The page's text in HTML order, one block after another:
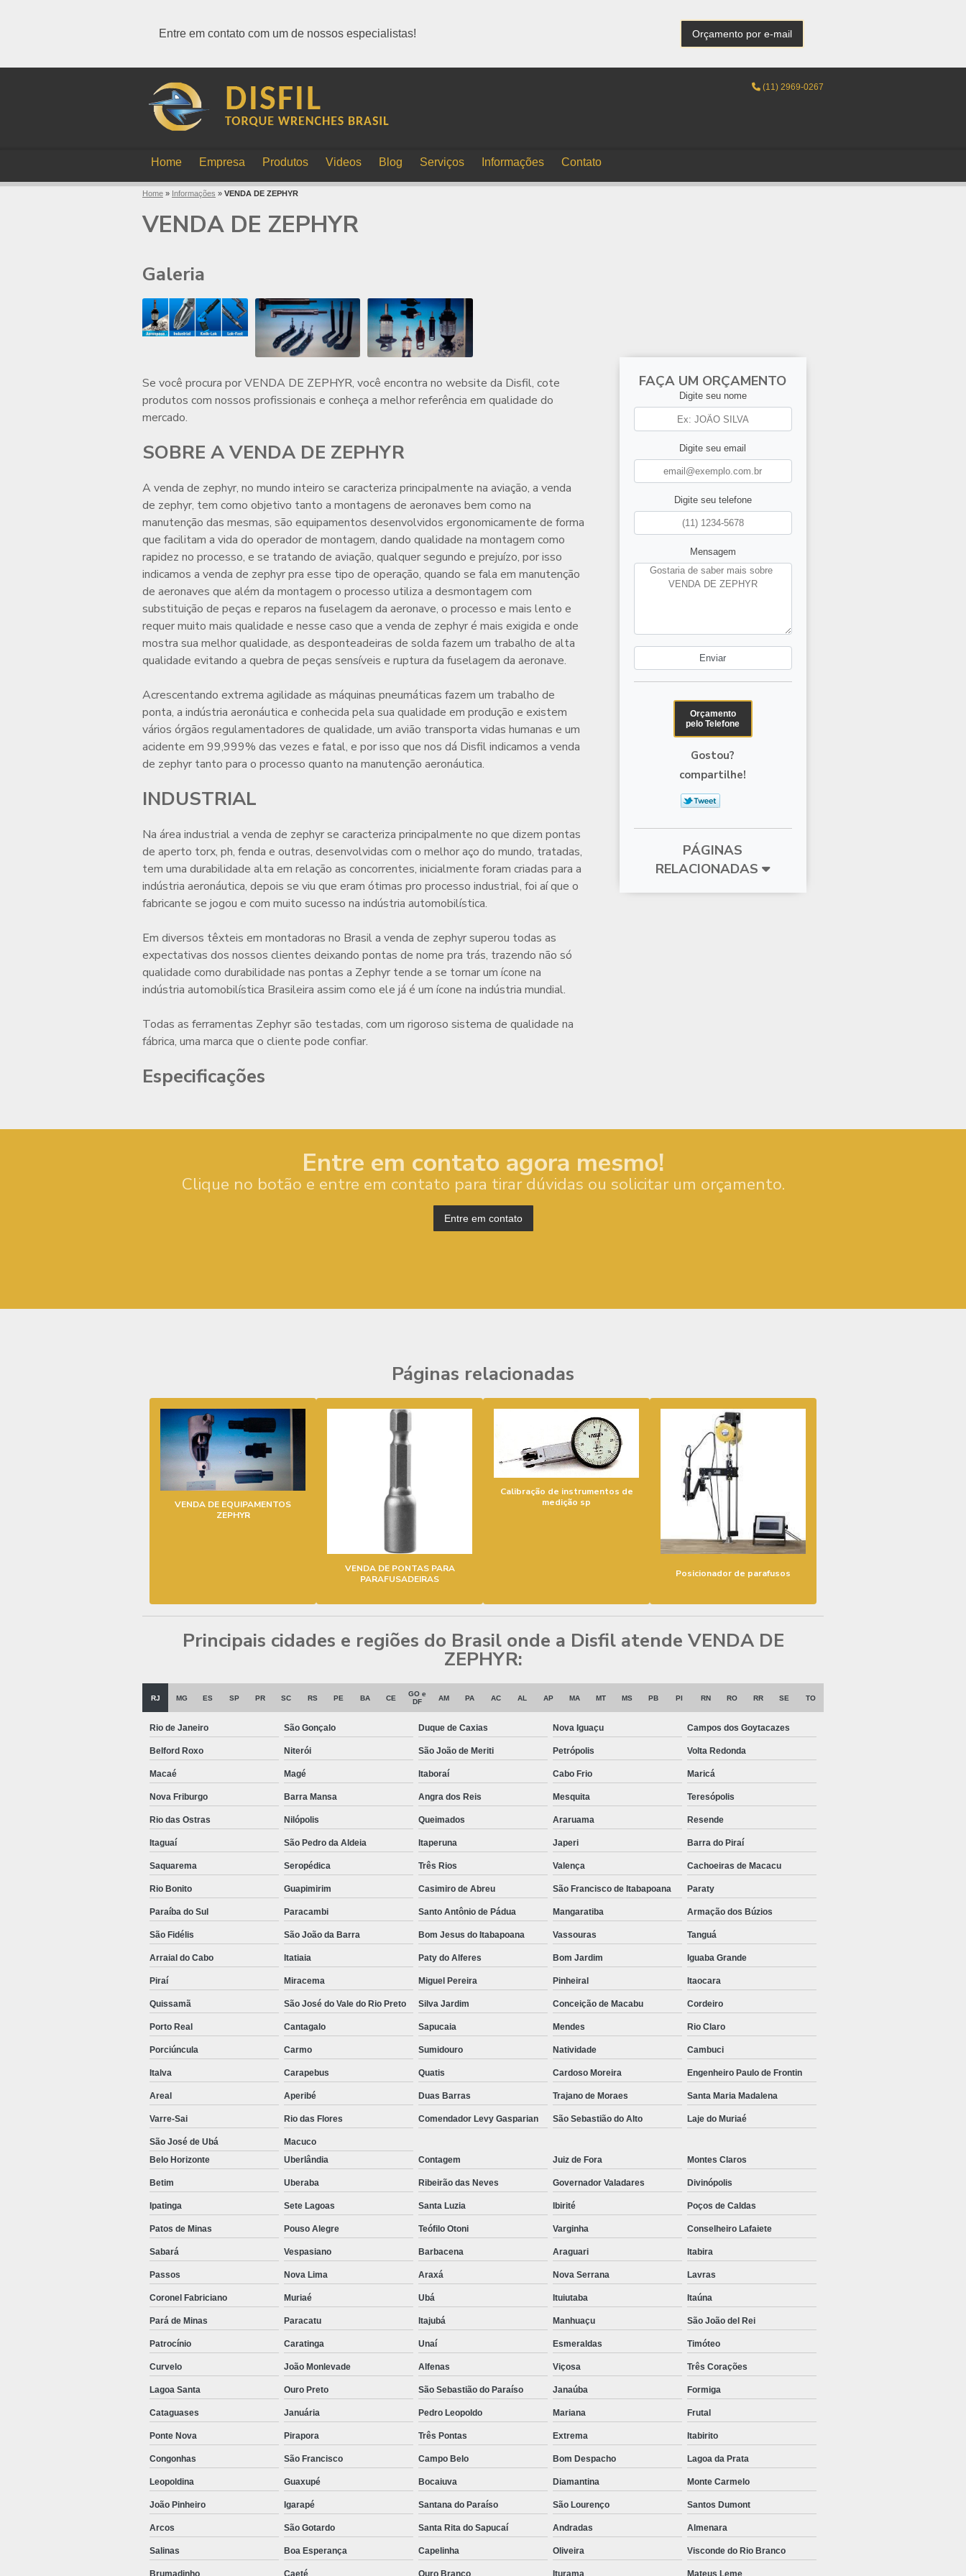
Entre em contato com um de nossos especialistas! Orçamento por e-mail
(11) 2969-0267
Home Empresa Produtos Videos Blog Serviços Informações Contato
Home » Informações » VENDA DE ZEPHYR
VENDA DE ZEPHYR
Galeria
Se você procura porVENDA DE ZEPHYR, você encontra no website da Disfil, cote
produtos com nossos profissionais e conheça a melhor referência em qualidade do
mercado.
SOBRE A VENDA DE ZEPHYR
A venda de zephyr, no mundo inteiro se caracteriza principalmente na aviação, a venda
de zephyr, tem como objetivo tanto a montagens de aeronaves bem como na
manutenção das mesmas, são equipamentos desenvolvidos ergonomicamente de forma
que facilitam a vida do operador de montagem, dando qualidade na montagem como
rapidez no processo, e se tratando de aviação, qualquer segundo e prejuízo, por isso
indicamos a venda de zephyrpra esse tipo de operação, quando se fala em manutenção
de aeronaves que além da montagem o processo utiliza a desmontagem com
substituição de peças e reparos na fuselagem da aeronave, o processo e mais lento e
requer muito mais qualidade e nesse caso que a venda de zephyré mais exigida e onde
mostra sua melhor qualidade, as desponteadeiras de solda fazem um trabalho de alta
qualidade evitando a quebra de peças sensíveis e ruptura da fuselagem da aeronave.
Acrescentando extrema agilidade as máquinas pneumáticas fazem um trabalho de
ponta, a indústria aeronáutica e conhecida pela sua qualidade em produção e existem
vários órgãos regulamentadores de qualidade, um avião transporta vidas humanas e um
acidente em 99,999% das vezes e fatal, e por isso que nos dá Disfil indicamos a venda
de zephyr tanto para o processo quanto na manutenção aeronáutica.
INDUSTRIAL
Na área industrial a venda de zephyrse caracteriza principalmente no que dizem pontas
de aperto torx, ph, fenda e outras, desenvolvidas com o melhor aço do mundo, tratadas,
tem uma durabilidade alta em relação as concorrentes, inicialmente foram criadas para a
indústria aeronáutica, depois se viu que eram ótimas pro processo industrial, foi aí que o
fabricante se jogou e com muito sucesso na indústria automobilística.
Em diversos têxteis em montadoras no Brasil a venda de zephyrsuperou todas as
expectativas dos nossos clientes deixando pontas de nome pra trás, trazendo não só
qualidade como durabilidade nas pontas a Zephyr tende a se tornar um ícone na
indústria automobilística Brasileira assim como ele já é um ícone na indústria mundial.
Todas as ferramentas Zephyr são testadas, com um rigoroso sistema de qualidade na
fábrica, uma marca que o cliente pode confiar.
Especificações
FAÇA UM ORÇAMENTO
Digite seu nome
Digite seu email
Digite seu telefone
Mensagem
Orçamento
pelo Telefone
Gostou?
compartilhe!
PÁGINAS
RELACIONADAS
Entre em contato agora mesmo!
Clique no botão e entre em contato para tirar dúvidas ou solicitar um orçamento.
Entre em contato
Páginas relacionadas
VENDA DE EQUIPAMENTOS
ZEPHYR
VENDA DE PONTAS PARA
PARAFUSADEIRAS
Calibração de instrumentos de
medição sp
Posicionador de parafusos
Principais cidades e regiões do Brasil onde a Disfil atende VENDA DE
ZEPHYR:
RJ MG ES SP PR SC RS PE BA CE
GO e
DF
AM PA AC AL AP MA MT MS PB PI RN RO RR SE TO
Rio de Janeiro São Gonçalo Duque de Caxias Nova Iguaçu Campos dos Goytacazes
Belford Roxo Niterói São João de Meriti Petrópolis Volta Redonda
Macaé Magé Itaboraí Cabo Frio Maricá
Nova Friburgo Barra Mansa Angra dos Reis Mesquita Teresópolis
Rio das Ostras Nilópolis Queimados Araruama Resende
Itaguaí São Pedro da Aldeia Itaperuna Japeri Barra do Piraí
Saquarema Seropédica Três Rios Valença Cachoeiras de Macacu
Rio Bonito Guapimirim Casimiro de Abreu São Francisco de Itabapoana Paraty
Paraíba do Sul Paracambi Santo Antônio de Pádua Mangaratiba Armação dos Búzios
São Fidélis São João da Barra Bom Jesus do Itabapoana Vassouras Tanguá
Arraial do Cabo Itatiaia Paty do Alferes Bom Jardim Iguaba Grande
Piraí Miracema Miguel Pereira Pinheiral Itaocara
Quissamã São José do Vale do Rio Preto Silva Jardim Conceição de Macabu Cordeiro
Porto Real Cantagalo Sapucaia Mendes Rio Claro
Porciúncula Carmo Sumidouro Natividade Cambuci
Italva Carapebus Quatis Cardoso Moreira Engenheiro Paulo de Frontin
Areal Aperibé Duas Barras Trajano de Moraes Santa Maria Madalena
Varre-Sai Rio das Flores Comendador Levy Gasparian São Sebastião do Alto Laje do Muriaé
São José de Ubá
Macuco
Belo Horizonte
Uberlândia Contagem Juiz de Fora Montes Claros
Betim Uberaba Ribeirão das Neves Governador Valadares Divinópolis
Ipatinga Sete Lagoas Santa Luzia Ibirité Poços de Caldas
Patos de Minas Pouso Alegre Teófilo Otoni Varginha Conselheiro Lafaiete
Sabará Vespasiano Barbacena Araguari Itabira
Passos Nova Lima Araxá Nova Serrana Lavras
Coronel Fabriciano Muriaé Ubá Ituiutaba Itaúna
Pará de Minas Paracatu Itajubá Manhuaçu São João del Rei
Patrocínio Caratinga Unaí Esmeraldas Timóteo
Curvelo João Monlevade Alfenas Viçosa Três Corações
Lagoa Santa Ouro Preto São Sebastião do Paraíso Janaúba Formiga
Cataguases Januária Pedro Leopoldo Mariana Frutal
Ponte Nova Pirapora Três Pontas Extrema Itabirito
Congonhas São Francisco Campo Belo Bom Despacho Lagoa da Prata
Leopoldina Guaxupé Bocaiuva Diamantina Monte Carmelo
João Pinheiro Igarapé Santana do Paraíso São Lourenço Santos Dumont
Arcos São Gotardo Santa Rita do Sapucaí Andradas Almenara
Salinas Boa Esperança Capelinha Oliveira Visconde do Rio Branco
Brumadinho Caeté Ouro Branco Iturama Mateus Leme